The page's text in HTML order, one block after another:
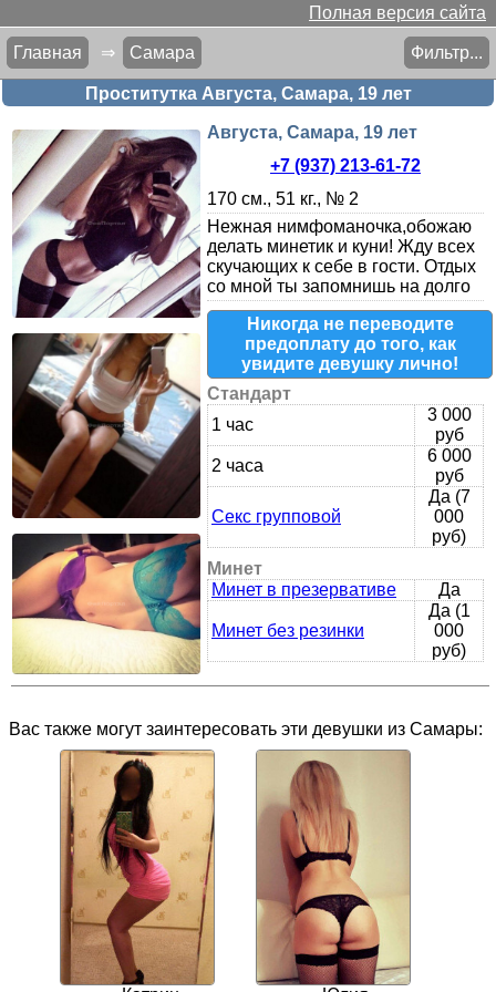
Полная версия сайта
Главная ⇒ Самара Фильтр...
Проститутка Августа, Самара, 19 лет
Августа, Самара, 19 лет
+7 (937) 213-61-72
170 см., 51 кг., № 2
Нежная нимфоманочка,обожаю
делать минетик и куни! Жду всех
скучающих к себе в гости. Отдых
со мной ты запомнишь на долго
Никогда не переводите
предоплату до того, как
увидите девушку лично!
Стандарт
1 час
3 000
руб
2 часа
6 000
руб
Секс групповой
Да (7
000
руб)
Минет
Минет в презервативе
Да
Минет без резинки
Да (1
000
руб)
Вас также могут заинтересовать эти девушки из Самары: